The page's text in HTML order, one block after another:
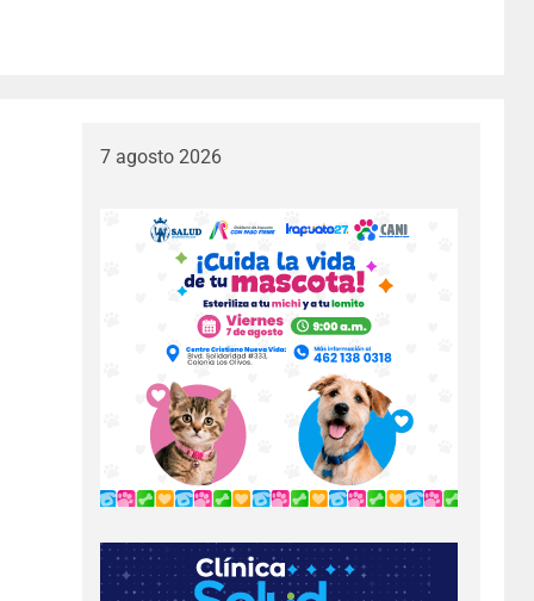
7 agosto 2026